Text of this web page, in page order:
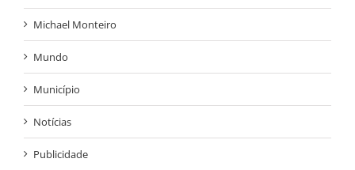
Michael Monteiro
Mundo
Município
Notícias
Publicidade